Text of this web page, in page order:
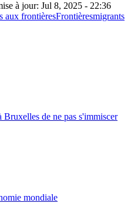
à jour: Jul 8, 2025 - 22:36
aux frontièresFrontièresmigrants
de ne pas s'immiscer
mondiale